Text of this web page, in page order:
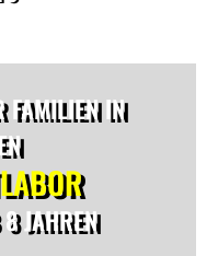
FAMILIEN IN
JAHREN